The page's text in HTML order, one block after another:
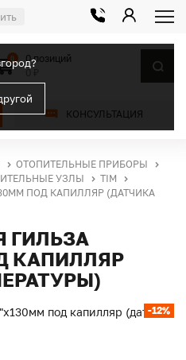
КОНСУЛЬТАЦИЯ
0
0 позиций
ОТОПИТЕЛЬНЫЕ ПРИБОРЫ
УЗЛЫ
TIM
ПОД КАПИЛЛЯР (ДАТЧИКА
ГИЛЬЗА
КАПИЛЛЯР
-12%